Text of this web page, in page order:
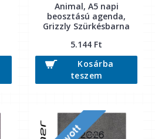
Animal, A5 napi
beosztású agenda,
Grizzly Szürkésbarna
5.144 Ft
Kosárba
teszem